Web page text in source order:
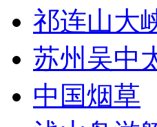
祁连山大
苏州吴中
中国烟草